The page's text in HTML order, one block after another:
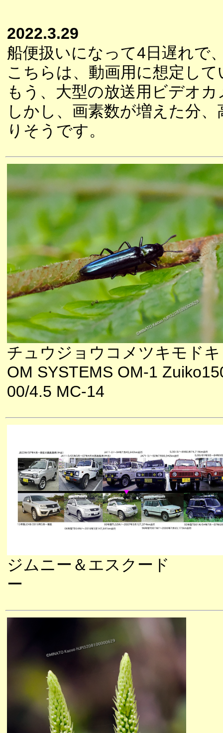
2022.3.29
船便扱いになって4日遅れで
こちらは、動画用に想定し
もう、大型の放送用ビデオ
しかし、画素数が増えた分
りそうです。
チュウジョウコメツキモドキ
OM SYSTEMS OM-1
00/4.5 MC-14
ジムニー＆エスクード
ー